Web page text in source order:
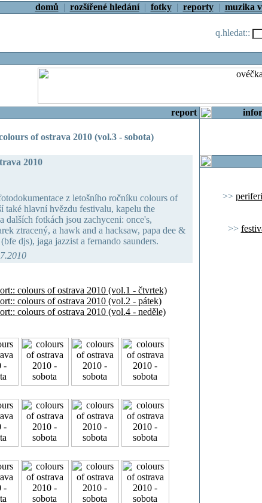
domů | rozšířené hledání| fotky| reporty| muzika
q.hledat::
report
of ostrava 2010 (vol.3 - sobota)
2010
z letošního ročníku colours of
také hlavní hvězdu festivalu, kapelu the
dalších fotkách jsou zachyceni: once's,
ztracený, a hawk and a hacksaw, papa dee &
djs), jaga jazzist a fernando saunders.
colours of ostrava 2010 (vol.1 - čtvrtek)
colours of ostrava 2010 (vol.2 - pátek)
colours of ostrava 2010 (vol.4 - neděle)
>>
>>